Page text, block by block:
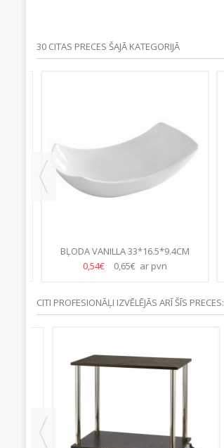
30 CITAS PRECES ŠAJĀ KATEGORIJĀ
BĻODA VANILLA 33*16.5*9.4CM
0,54€
0,65€ ar pvn
CITI PROFESIONĀĻI IZVĒLĒJĀS ARĪ ŠĪS PRECES: